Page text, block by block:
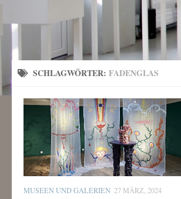
SCHLAGWÖRTER: FADENGLAS
MUSEEN UND GALERIEN 27 MÄRZ, 2024